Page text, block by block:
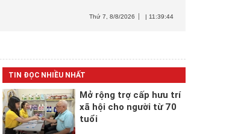
Thứ 7 , 8/8/2026 | 11:39:46
TIN ĐỌC NHIỀU NHẤT
Mở rộng trợ cấp hưu trí
xã hội cho người từ 70
tuổi